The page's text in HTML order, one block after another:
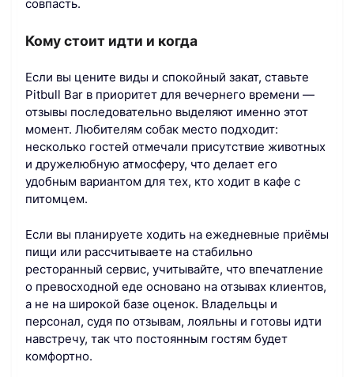
совпасть.
Кому стоит идти и когда
Если вы цените виды и спокойный закат, ставьте
Pitbull Bar в приоритет для вечернего времени —
отзывы последовательно выделяют именно этот
момент. Любителям собак место подходит:
несколько гостей отмечали присутствие животных
и дружелюбную атмосферу, что делает его
удобным вариантом для тех, кто ходит в кафе с
питомцем.
Если вы планируете ходить на ежедневные приёмы
пищи или рассчитываете на стабильно
ресторанный сервис, учитывайте, что впечатление
о превосходной еде основано на отзывах клиентов,
а не на широкой базе оценок. Владельцы и
персонал, судя по отзывам, лояльны и готовы идти
навстречу, так что постоянным гостям будет
комфортно.